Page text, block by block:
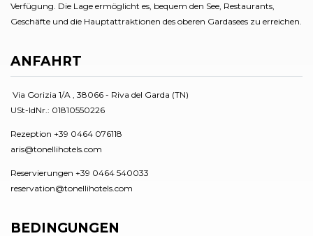
Verfügung. Die Lage ermöglicht es, bequem den See, Restaurants,
Geschäfte und die Hauptattraktionen des oberen Gardasees zu erreichen.
ANFAHRT
Via Gorizia 1/A , 38066 - Riva del Garda (TN)
USt-IdNr.: 01810550226
Rezeption +39 0464 076118
aris@tonellihotels.com
Reservierungen +39 0464 540033
reservation@tonellihotels.com
BEDINGUNGEN